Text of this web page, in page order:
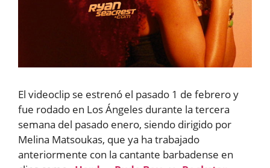
El videoclip se estrenó el pasado 1 de febrero y
fue rodado en Los Ángeles durante la tercera
semana del pasado enero, siendo dirigido por
Melina Matsoukas, que ya ha trabajado
anteriormente con la cantante barbadense en